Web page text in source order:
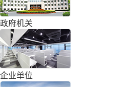
政府机关
企业单位